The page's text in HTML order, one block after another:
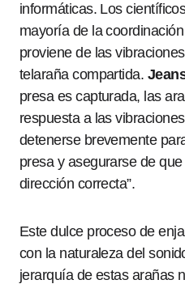
informáticas. Los
mayoría de la
proviene de las
telaraña compartida.
presa es capturada, las
respuesta a las
detenerse brevemente
presa y asegurarse de
dirección correcta”.
Este dulce proceso de
con la naturaleza del
jerarquía de estas arañas